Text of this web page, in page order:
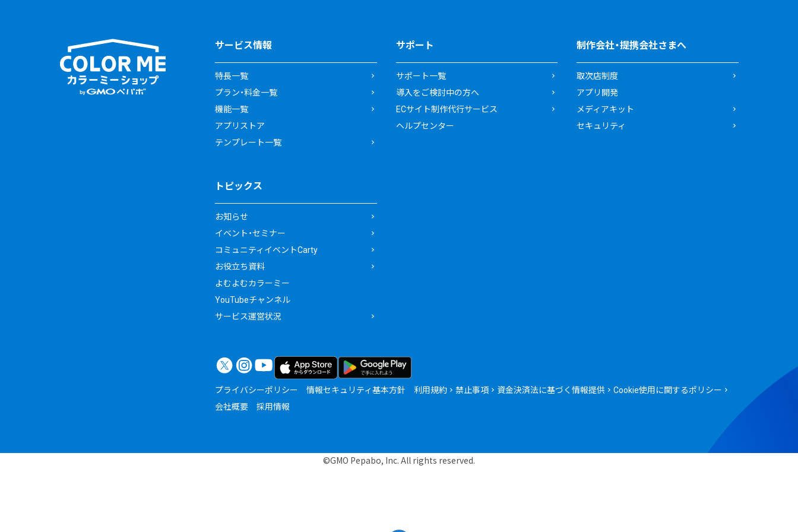
サービス情報
特長一覧
プラン・料金一覧
機能一覧
アプリストア
テンプレート一覧
サポート
サポート一覧
導入をご検討中の方へ
ECサイト制作代行サービス
ヘルプセンター
制作会社・提携会社さまへ
取次店制度
アプリ開発
メディアキット
セキュリティ
トピックス
お知らせ
イベント・セミナー
コミュニティイベントCarty
お役立ち資料
よむよむカラーミー
YouTubeチャンネル
サービス運営状況
プライバシーポリシー 情報セキュリティ基本方針 利用規約 禁止事項 資金決済法に基づく情報提供
Cookie使用に関するポリシー
会社概要
採用情報
©GMO Pepabo, Inc. All rights reserved.